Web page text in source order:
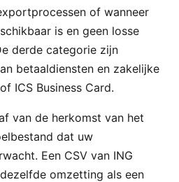
of wanneer
is en geen losse
derde categorie zijn
betaaldiensten en zakelijke
ICS Business Card.
van de herkomst van het
dat uw
Een CSV van ING
omzetting als een